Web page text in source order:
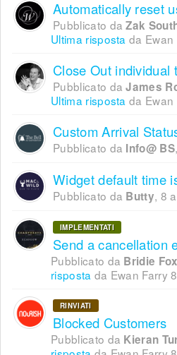
Pubblicato daZak
Ultima risposta da Ewan
Close Out individual
Pubblicato daJames
Ultima risposta da Ewan
Custom Arrival
Pubblicato da Info@ BS,
Widget default time
Pubblicato da Butty, 8
IMPLEMENTATI
Pubblicato da Bridie Fox
risposta da Ewan Farry
RINVIATI
Blocked Customers
Pubblicato da Kieran